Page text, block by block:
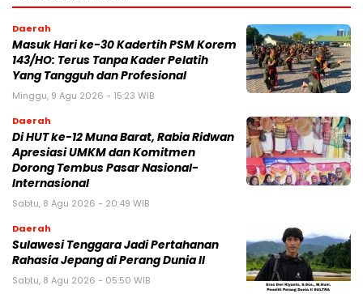
Daerah
Masuk Hari ke-30 Kadertih PSM Korem
143/HO: Terus Tanpa Kader Pelatih
Yang Tangguh dan Profesional
Minggu, 9 Agu 2026 - 15:23 WIB
Daerah
Di HUT ke-12 Muna Barat, Rabia Ridwan
Apresiasi UMKM dan Komitmen
Dorong Tembus Pasar Nasional-
Internasional
Sabtu, 8 Agu 2026 - 20:49 WIB
Daerah
Sulawesi Tenggara Jadi Pertahanan
Rahasia Jepang di Perang Dunia II
Sabtu, 8 Agu 2026 - 05:50 WIB